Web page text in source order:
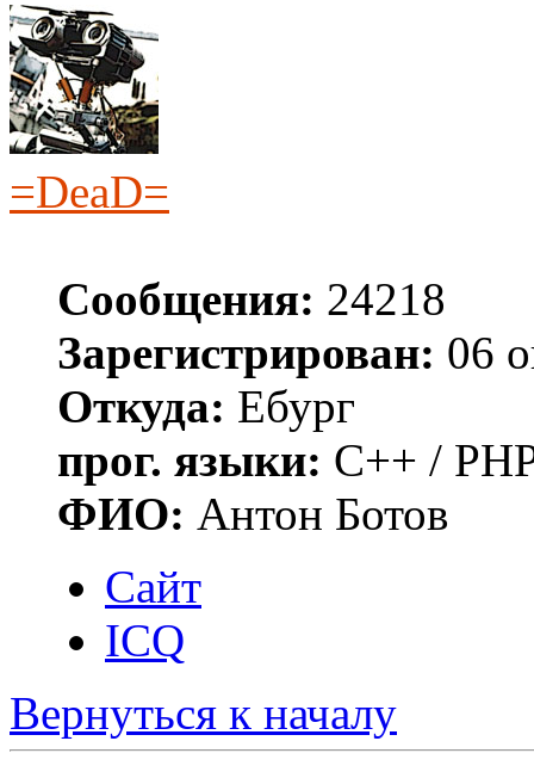
=DeaD=
Сообщения: 24218
Зарегистрирован: 06
Откуда: Ебург
прог. языки: C++ /
ФИО: Антон Ботов
Сайт
ICQ
Вернуться к началу